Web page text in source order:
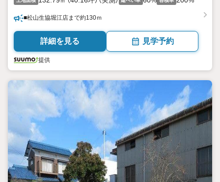
■松山生協堀江店まで約130ｍ
詳細を見る 見学予約
提供